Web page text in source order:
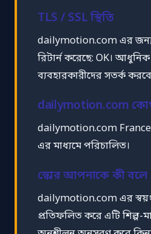
TLS / SSL স্থিতি
dailymotion.com এর জন্য
রিটার্ন করেছে: OK। আধুনিক
ব্যবহারকারীদের সতর্ক
dailymotion.com
dailymotion.com
এর মাধ্যমে পরিচালিত।
স্কোর আপনাকে কী বলে
dailymotion.com এর
প্রতিফলিত করে এটি শিল্প-